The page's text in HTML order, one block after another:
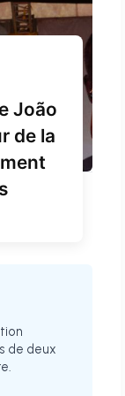
João
de la
de deux